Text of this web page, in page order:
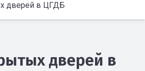
дверей в ЦГДБ
дверей в